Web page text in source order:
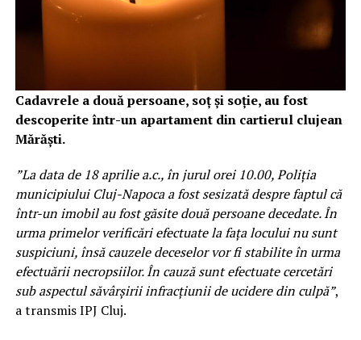
Cadavrele a două persoane, soț și soție, au fost
descoperite într-un apartament din cartierul clujean
Mărăști.
”La data de 18 aprilie a.c., în jurul orei 10.00, Poliția
municipiului Cluj-Napoca a fost sesizată despre faptul că
într-un imobil au fost găsite două persoane decedate. În
urma primelor verificări efectuate la fața locului nu sunt
suspiciuni, însă cauzele deceselor vor fi stabilite în urma
efectuării necropsiilor. În cauză sunt efectuate cercetări
sub aspectul săvârșirii infracțiunii de ucidere din culpă”,
a transmis IPJ Cluj.